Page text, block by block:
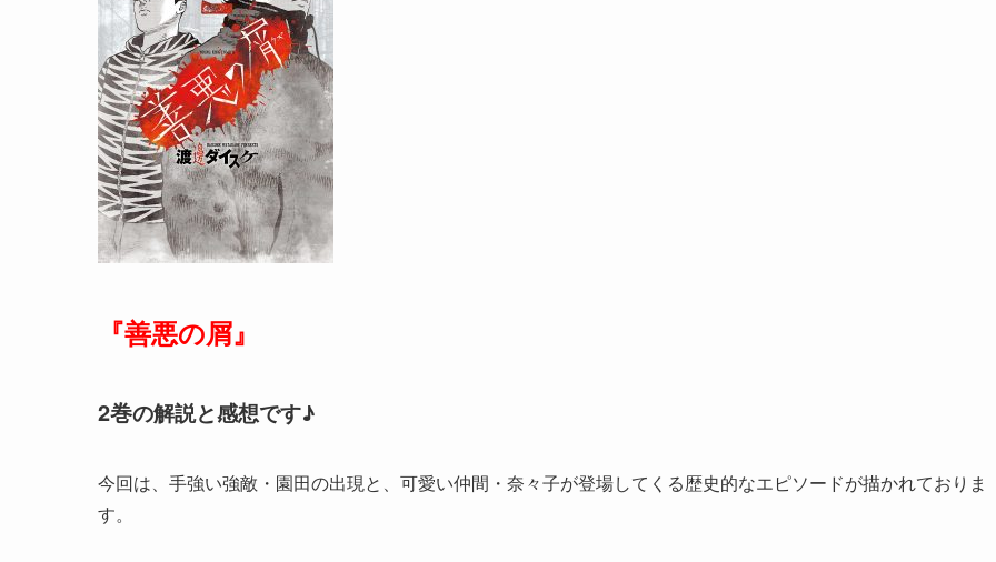
『善悪の屑』
2巻の解説と感想です♪
今回は、手強い強敵・園田の出現と、可愛い仲間・奈々子が登場してくる歴史的なエピソードが描かれておりま
す。